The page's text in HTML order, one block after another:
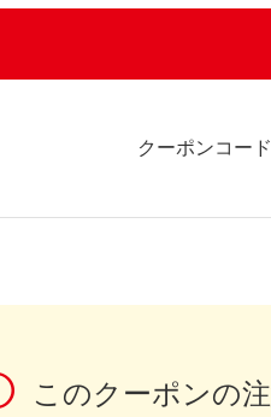
クーポンコード
このクーポンの